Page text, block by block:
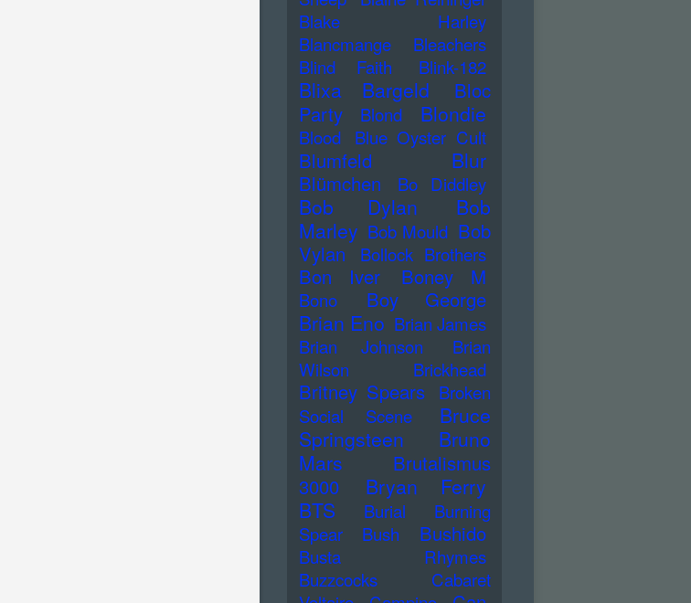
Blake Harley
Blancmange
Bleachers
Blind Faith
Blink-182
Blixa Bargeld
Bloc
Party
Blond Blondie
Blood Blue Oyster Cult
Blumfeld Blur
Blümchen Bo Diddley
Bob Dylan
Bob
Marley Bob Mould Bob
Vylan
Bollock Brothers
Bon Iver Boney M
Bono Boy George
Brian Eno Brian James
Brian Johnson
Brian
Wilson
Brickhead
Britney Spears
Broken
Social Scene
Bruce
Springsteen
Bruno
Mars
Brutalismus
3000
Bryan Ferry
BTS
Burial
Burning
Spear
Bush Bushido
Busta Rhymes
Buzzcocks
Cabaret